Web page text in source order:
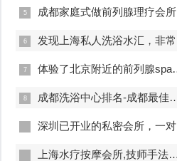
成都家庭式做前列腺理疗会所,按摩按得特别舒服，放松减压的好地方
发现上海私人洗浴水汇，非常值得推荐的一个休闲场所
体验了北京附近的前列腺spa养生馆，刚体验完就忍不住分享出来
成都洗浴中心排名-成都最佳洗浴中心TOP10排名
深圳已开业的私密会所，一对一服务，保证给你带来绝佳体验
上海水疗按摩会所,技师手法专业，休闲度假的好去处